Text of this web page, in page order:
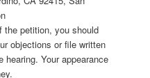
the petition, you should
objections or file written
Your appearance